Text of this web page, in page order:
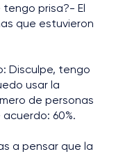
prisa?- El
que estuvieron
Disculpe, tengo
usar la
de personas
60%.
a pensar que la